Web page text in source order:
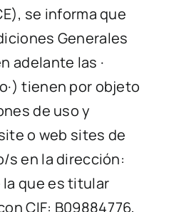
CONTACTO
se informa que
Generales
adelante las ·
tienen por objeto
de uso y
o web sites de
s en la dirección:
la que es titular
CIF: B09884776,